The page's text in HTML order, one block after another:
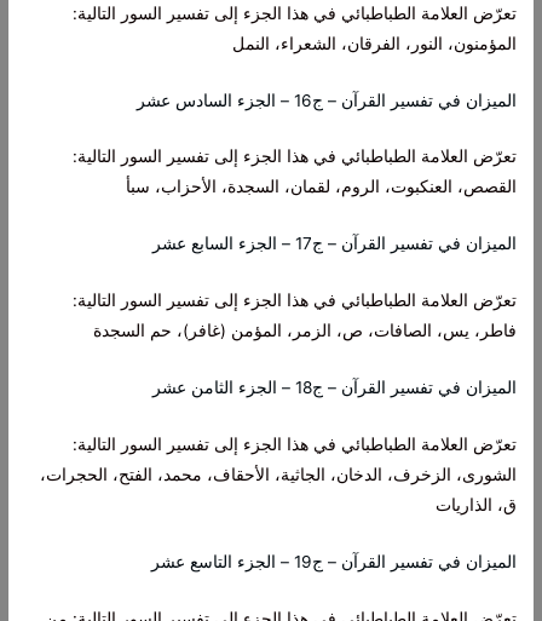
تعرّض العلامة الطباطبائي في هذا الجزء إلى تفسير السور التالية:
المؤمنون، النور، الفرقان، الشعراء، النمل
الميزان في تفسير القرآن – ج16 – الجزء السادس عشر
تعرّض العلامة الطباطبائي في هذا الجزء إلى تفسير السور التالية:
القصص، العنكبوت، الروم، لقمان، السجدة، الأحزاب، سبأ
الميزان في تفسير القرآن – ج17 – الجزء السابع عشر
تعرّض العلامة الطباطبائي في هذا الجزء إلى تفسير السور التالية:
فاطر، يس، الصافات، ص، الزمر، المؤمن (غافر)، حم السجدة
الميزان في تفسير القرآن – ج18 – الجزء الثامن عشر
تعرّض العلامة الطباطبائي في هذا الجزء إلى تفسير السور التالية:
الشورى، الزخرف، الدخان، الجاثية، الأحقاف، محمد، الفتح، الحجرات،
ق، الذاريات
الميزان في تفسير القرآن – ج19 – الجزء التاسع عشر